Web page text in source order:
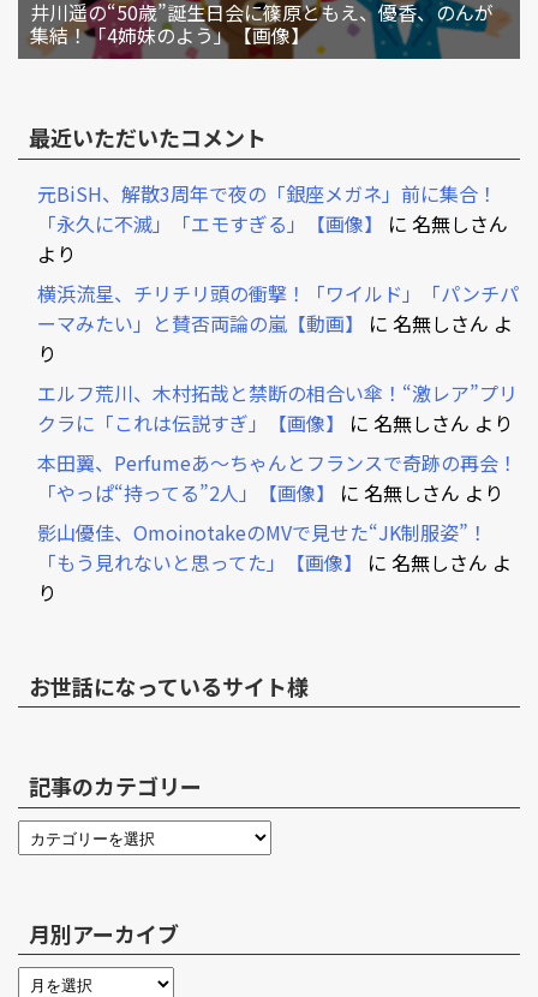
井川遥の“50歳”誕生日会に篠原ともえ、優香、のんが
集結！「4姉妹のよう」【画像】
最近いただいたコメント
元BiSH、解散3周年で夜の「銀座メガネ」前に集合！
「永久に不滅」「エモすぎる」【画像】
に 名無しさん
より
横浜流星、チリチリ頭の衝撃！「ワイルド」「パンチパ
ーマみたい」と賛否両論の嵐【動画】
に 名無しさん よ
り
エルフ荒川、木村拓哉と禁断の相合い傘！“激レア”プリ
クラに「これは伝説すぎ」【画像】
に 名無しさん より
本田翼、Perfumeあ～ちゃんとフランスで奇跡の再会！
「やっぱ“持ってる”2人」【画像】
に 名無しさん より
影山優佳、OmoinotakeのMVで見せた“JK制服姿”！
「もう見れないと思ってた」【画像】
に 名無しさん よ
り
お世話になっているサイト様
記事のカテゴリー
月別アーカイブ